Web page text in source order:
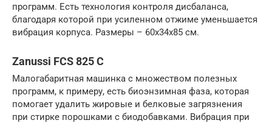
программ. Есть технология контроля дисбаланса,
благодаря которой при усиленном отжиме уменьшается
вибрация корпуса. Размеры – 60x34x85 см.
Zanussi FCS 825 C
Малогабаритная машинка с множеством полезных
программ, к примеру, есть биоэнзимная фаза, которая
помогает удалить жировые и белковые загрязнения
при стирке порошками с биодобавками. Вибрация при